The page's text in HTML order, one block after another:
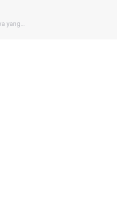
yang…